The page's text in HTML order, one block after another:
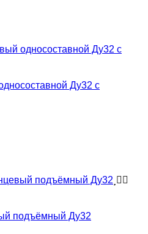
Ду32 с
подъёмный Ду32